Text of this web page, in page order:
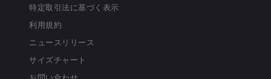
特定取引法に基づく表示
利用規約
ニュースリリース
サイズチャート
お問い合わせ